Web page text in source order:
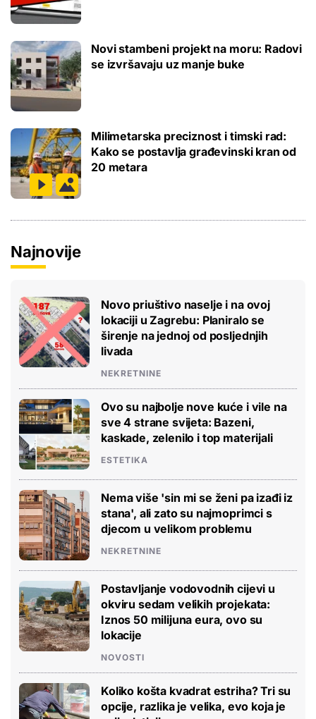
Novi stambeni projekt na moru: Radovi
se izvršavaju uz manje buke
Milimetarska preciznost i timski rad:
Kako se postavlja građevinski kran od
20 metara
Najnovije
Novo priuštivo naselje i na ovoj
lokaciji u Zagrebu: Planiralo se
širenje na jednoj od posljednjih
livada
NEKRETNINE
Ovo su najbolje nove kuće i vile na
sve 4 strane svijeta: Bazeni,
kaskade, zelenilo i top materijali
ESTETIKA
Nema više 'sin mi se ženi pa izađi iz
stana', ali zato su najmoprimci s
djecom u velikom problemu
NEKRETNINE
Postavljanje vodovodnih cijevi u
okviru sedam velikih projekata:
Iznos 50 milijuna eura, ovo su
lokacije
NOVOSTI
Koliko košta kvadrat estriha? Tri su
opcije, razlika je velika, evo koja je